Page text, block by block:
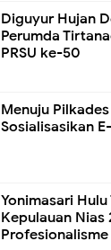
Diguyur Hujan
Perumda
PRSU ke-50
Menuju
Sosialisasikan
Yonimasari
Kepulauan Nias